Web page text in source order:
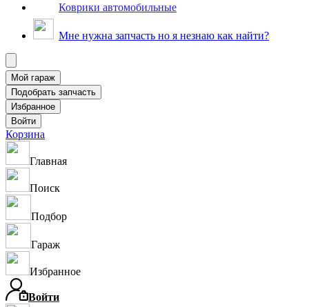
Коврики автомобильные
Мне нужна запчасть но я незнаю как найти?
Корзина
Главная
Поиск
Подбор
Гараж
Избранное
Войти